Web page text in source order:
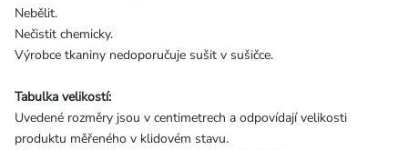
Nebělit.
Nečistit chemicky.
Výrobce tkaniny nedoporučuje sušit v sušičce.
Tabulka velikostí:
Uvedené rozměry jsou v centimetrech a odpovídají velikosti
produktu měřeného v klidovém stavu.